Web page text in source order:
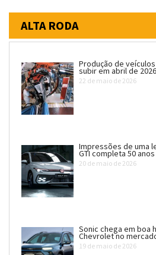
ALTA RODA
Produção de
subir em abril de 2026
22 de maio de 2026
Impressões de uma
GTI completa 50 anos
20 de maio de 2026
Sonic chega em boa
Chevrolet no
19 de maio de 2026